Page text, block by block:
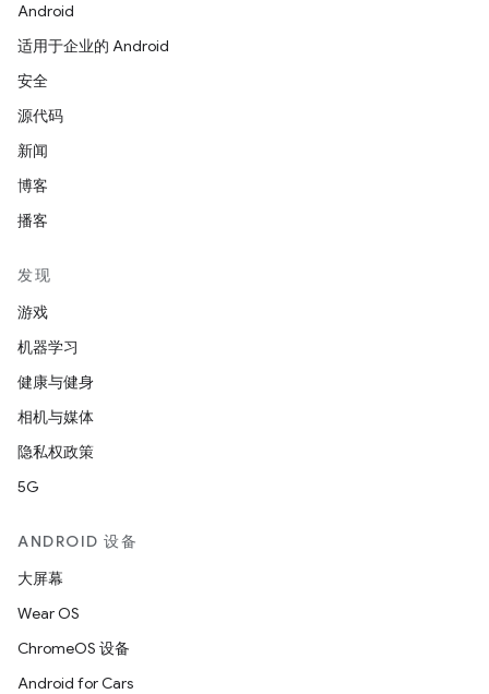
Android
适用于企业的 Android
安全
源代码
新闻
博客
播客
发现
游戏
机器学习
健康与健身
相机与媒体
隐私权政策
5G
ANDROID 设备
大屏幕
Wear OS
ChromeOS 设备
Android for Cars